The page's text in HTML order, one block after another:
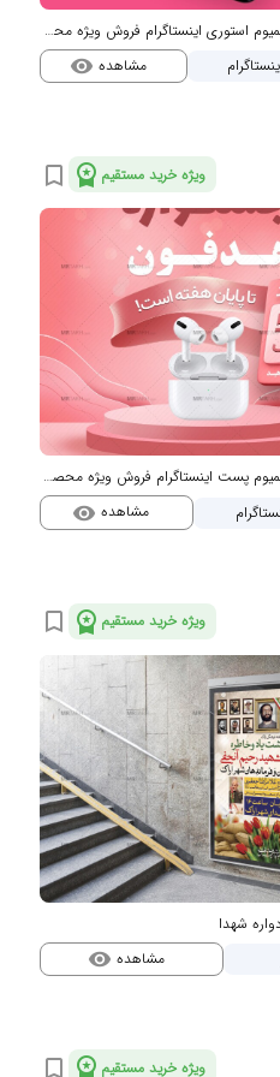
قالب لایه باز پریمیوم استوری اینستاگرام فروش ویژه محصولات psd
مشاهده visibility
ویژه خرید مستقیم workspace_premium
bookmark_border
قالب لایه باز پریمیوم پست اینستاگرام فروش ویژه محصولات psd
مشاهده visibility
ویژه خرید مستقیم workspace_premium
bookmark_border
شهدا
مشاهده visibility
ویژه خرید مستقیم workspace_premium
bookmark_border